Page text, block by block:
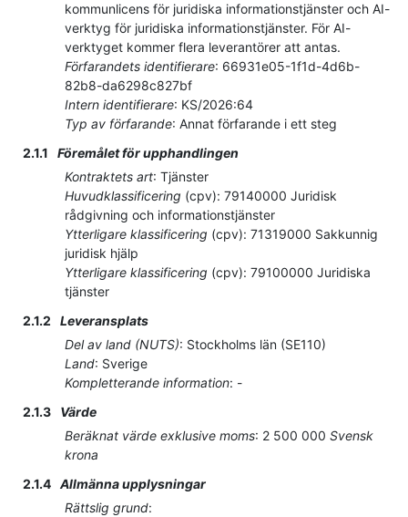
kommunlicens för juridiska informationstjänster och AI-
verktyg för juridiska informationstjänster. För AI-
verktyget kommer flera leverantörer att antas.
Förfarandets identifierare: 66931e05-1f1d-4d6b-
82b8-da6298c827bf
Intern identifierare: KS/2026:64
Typ av förfarande: Annat förfarande i ett steg
2.1.1
Föremålet för upphandlingen
Kontraktets art: Tjänster
Huvudklassificering (cpv): 79140000 Juridisk
rådgivning och informationstjänster
Ytterligare klassificering (cpv): 71319000 Sakkunnig
juridisk hjälp
Ytterligare klassificering (cpv): 79100000 Juridiska
tjänster
2.1.2
Leveransplats
Del av land (NUTS): Stockholms län (SE110)
Land: Sverige
Kompletterande information: -
2.1.3
Värde
Beräknat värde exklusive moms: 2 500 000 Svensk
krona
2.1.4 Allmänna upplysningar
Rättslig grund: